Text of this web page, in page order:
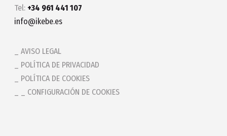
Tel: +34 961 441 107
info@ikebe.es
AVISO LEGAL
POLÍTICA DE PRIVACIDAD
POLÍTICA DE COOKIES
_ CONFIGURACIÓN DE COOKIES